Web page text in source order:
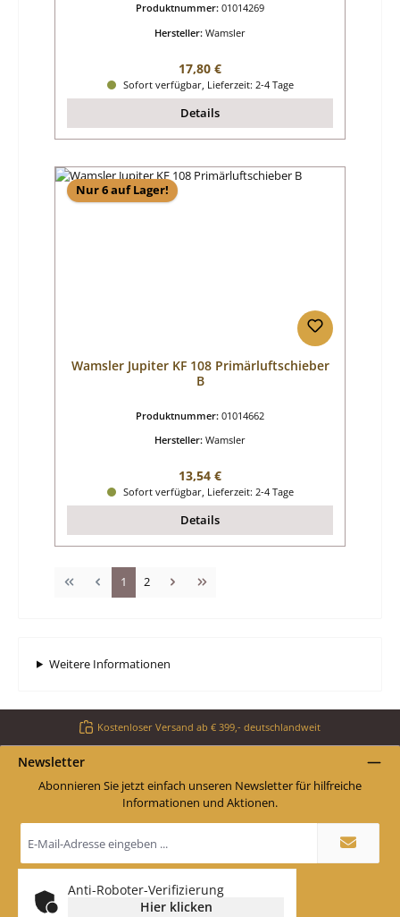
Produktnummer: 01014269
Hersteller: Wamsler
Regulärer Preis:
17,80 €
Sofort verfügbar, Lieferzeit: 2-4 Tage
Details
Nur 6 auf Lager!
Wamsler Jupiter KF 108 Primärluftschieber
B
Produktnummer: 01014662
Hersteller: Wamsler
Regulärer Preis:
13,54 €
Sofort verfügbar, Lieferzeit: 2-4 Tage
Details
Seite
1 Seite
2
Weitere Informationen
Kostenloser Versand ab € 399,- deutschlandweit
Newsletter
Abonnieren Sie jetzt einfach unseren Newsletter für hilfreiche
Informationen und Aktionen.
Mail-
Adresse
*
Anti-Roboter-Verifizierung
Hier klicken